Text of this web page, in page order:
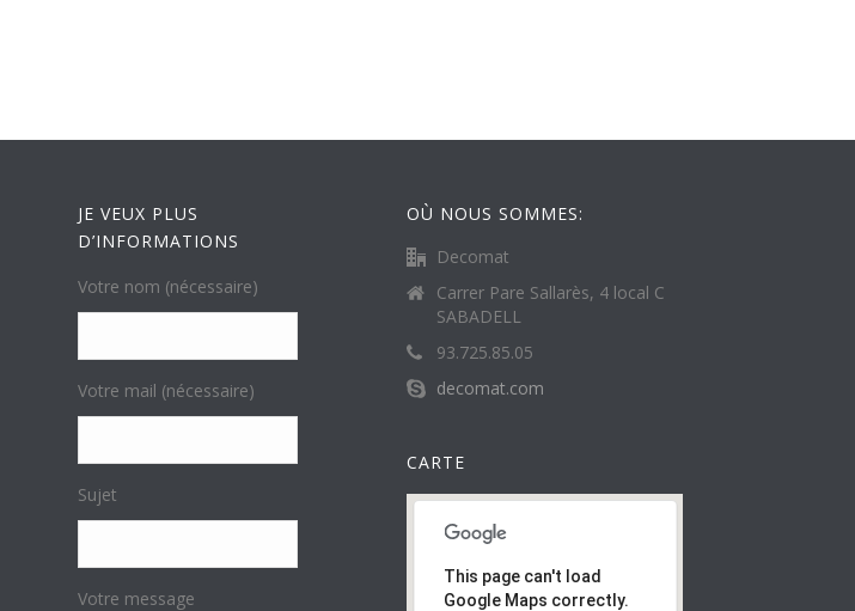
JE VEUX PLUS
D’INFORMATIONS
Votre nom (nécessaire)
Votre mail (nécessaire)
Sujet
Votre message
OÙ NOUS SOMMES:
Decomat
Carrer Pare Sallarès, 4 local C
SABADELL
93.725.85.05
decomat.com
CARTE
This page can't load
Google Maps correctly.